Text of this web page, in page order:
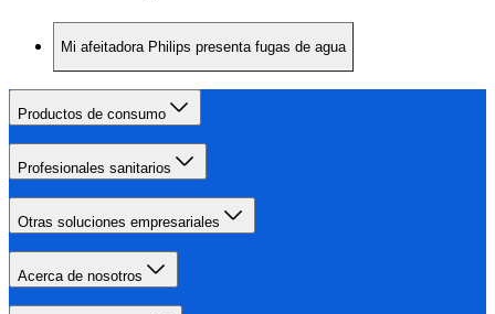
Mi afeitadora Philips presenta fugas de agua
Productos de consumo
Profesionales sanitarios
Otras soluciones empresariales
Acerca de nosotros